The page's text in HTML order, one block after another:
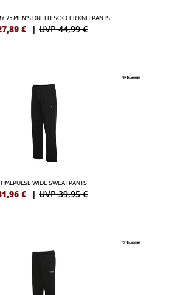
25 MEN'S DRI-FIT SOCCER KNIT PANTS
€ | UVP 44,99 €
HMLPULSE WIDE SWEAT PANTS
€ | UVP 39,95 €